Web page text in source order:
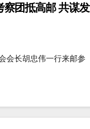
察团抵高邮 共谋发
会长胡忠伟一行来邮参